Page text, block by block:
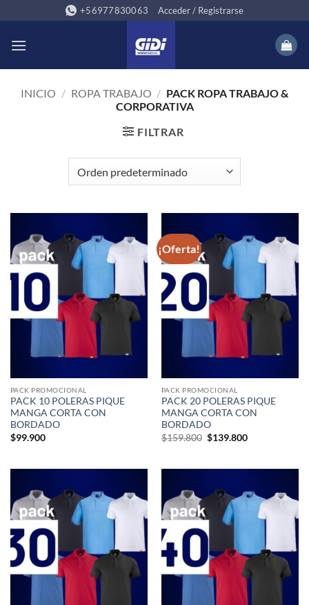
al
contenido
+56977830063 Acceder / Registrarse
INICIO / ROPA TRABAJO / PACK ROPA TRABAJO &
CORPORATIVA
FILTRAR
PACK PROMOCIONAL
PACK 10 POLERAS PIQUE
MANGA CORTA CON
BORDADO
$99.900
¡Oferta!
PACK PROMOCIONAL
PACK 20 POLERAS PIQUE
MANGA CORTA CON
BORDADO
$159.800 El
$139.800El